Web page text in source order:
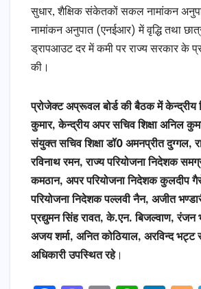
सुधार, शैक्षिक संकेतकों सकल नामांकन
नामांकन अनुपात (एनईआर) में वृद्धि तथा
ड्रापआउट दर में कमी पर राज्य सरकार के
की।
प्रोजेक्ट अप्रूवल बोर्ड की बैठक में केन्द्रीय
कुमार, केन्द्रीय अपर सचिव शिक्षा अनिल
संयुक्त सचिव शिक्षा डॉ0 अमनप्रीत दुग्गल,
रविनाथ रमन, राज्य परियोजना निदेशक
कमठान, अपर परियोजना निदेशक कुलदीप
परियोजना निदेशक पल्लवी नैन, अजीत
प्रद्युमन सिंह रावत, के.एन. बिजल्वाण, रंजन
अजय शर्मा, अनित कोठियाल, अरविन्द भट्ट
अधिकारी उपस्थित रहे।